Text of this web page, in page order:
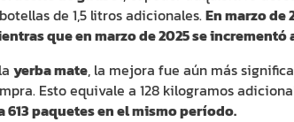
de 1,5 litros adicionales.En marzo de
que en marzo de 2025 se incrementó
yerba mate, la mejora fue aún más
Esto equivale a 128 kilogramos
613 paquetes en el mismo período.